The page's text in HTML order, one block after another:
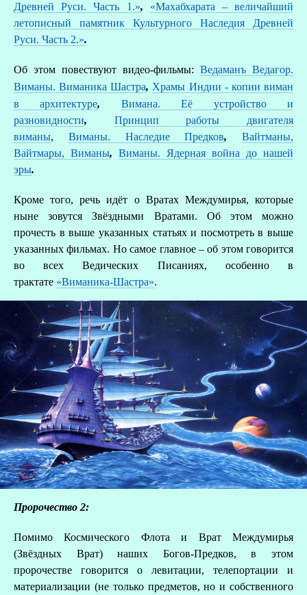
Древней Руси. Часть 1.», «Махабхарата – величайший
летописный памятник Культурного Наследия Древней
Руси. Часть 2.».
Об этом повествуют видео-фильмы: Ведаманъ Ведагор.
Виманы. Виманика Шастра, Храмы Индии - копии виман
в архитектуре, Вимана. Её устройство и
разновидности, Принцип работы двигателя
виманы, Виманы. Наследие Предков, Вайтманы,
Вайтмары, Виманы, Виманы. Ядерная война до нашей
эры.
Кроме того, речь идёт о Вратах Междумирья, которые
ныне зовутся Звёздными Вратами. Об этом можно
прочесть в выше указанных статьях и посмотреть в выше
указанных фильмах. Но самое главное – об этом говорится
во всех Ведических Писаниях, особенно в
трактате «Виманика-Шастра».
Пророчество 2:
Помимо Космического Флота и Врат Междумирья
(Звёздных Врат) наших Богов-Предков, в этом
пророчестве говорится о левитации, телепортации и
материализации (не только предметов, но и собственного